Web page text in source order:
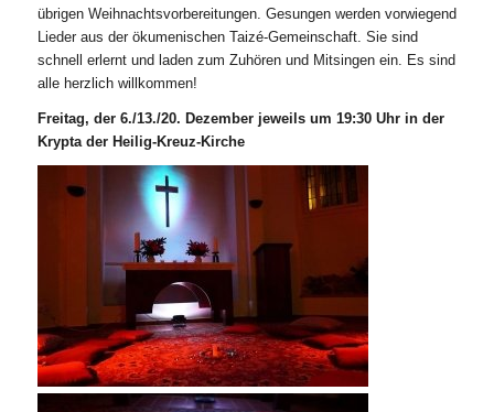
übrigen Weihnachtsvorbereitungen. Gesungen werden vorwiegend
Lieder aus der ökumenischen Taizé-Gemeinschaft. Sie sind
schnell erlernt und laden zum Zuhören und Mitsingen ein. Es sind
alle herzlich willkommen!
Freitag, der 6./13./20. Dezember jeweils um 19:30 Uhr in der
Krypta der Heilig-Kreuz-Kirche